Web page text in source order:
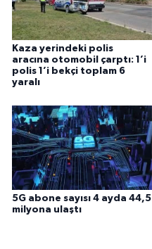
Kaza yerindeki polis
aracına otomobil çarptı: 1’i
polis 1’i bekçi toplam 6
yaralı
5G abone sayısı 4 ayda 44,5
milyona ulaştı